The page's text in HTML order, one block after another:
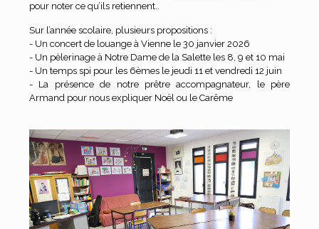
pour noter ce qu’ils retiennent..
Sur l’année scolaire, plusieurs propositions :
- Un concert de louange à Vienne le 30 janvier 2026
- Un pèlerinage à Notre Dame de la Salette les 8, 9 et 10 mai
- Un temps spi pour les 6èmes le jeudi 11 et vendredi 12 juin
- La présence de notre prêtre accompagnateur, le père
Armand pour nous expliquer Noël ou le Carême